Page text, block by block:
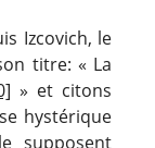
Izcovich, le
titre: « La
» et citons
hystérique
supposent